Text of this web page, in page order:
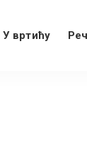
У вртићу